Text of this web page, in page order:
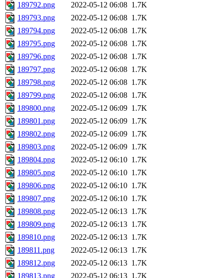
189792.png
2022-05-12 06:08 1.7K
189793.png
2022-05-12 06:08 1.7K
189794.png
2022-05-12 06:08 1.7K
189795.png
2022-05-12 06:08 1.7K
189796.png
2022-05-12 06:08 1.7K
189797.png
2022-05-12 06:08 1.7K
189798.png
2022-05-12 06:08 1.7K
189799.png
2022-05-12 06:08 1.7K
189800.png
2022-05-12 06:09 1.7K
189801.png
2022-05-12 06:09 1.7K
189802.png
2022-05-12 06:09 1.7K
189803.png
2022-05-12 06:09 1.7K
189804.png
2022-05-12 06:10 1.7K
189805.png
2022-05-12 06:10 1.7K
189806.png
2022-05-12 06:10 1.7K
189807.png
2022-05-12 06:10 1.7K
189808.png
2022-05-12 06:13 1.7K
189809.png
2022-05-12 06:13 1.7K
189810.png
2022-05-12 06:13 1.7K
189811.png
2022-05-12 06:13 1.7K
189812.png
2022-05-12 06:13 1.7K
189813.png
2022-05-12 06:13 1.7K